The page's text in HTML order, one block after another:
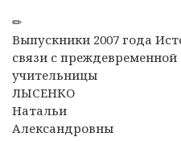
✏
Выпускники 2007 года
связи с
учительницы
ЛЫСЕНКО
Натальи
Александровны